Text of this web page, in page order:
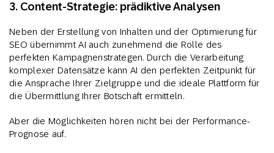
3. Content-Strategie: prädiktive Analysen
Neben der Erstellung von Inhalten und der Optimierung für
SEO übernimmt AI auch zunehmend die Rolle des
perfekten Kampagnenstrategen. Durch die Verarbeitung
komplexer Datensätze kann AI den perfekten Zeitpunkt für
die Ansprache Ihrer Zielgruppe und die ideale Plattform für
die Übermittlung Ihrer Botschaft ermitteln.
Aber die Möglichkeiten hören nicht bei der Performance-
Prognose auf.